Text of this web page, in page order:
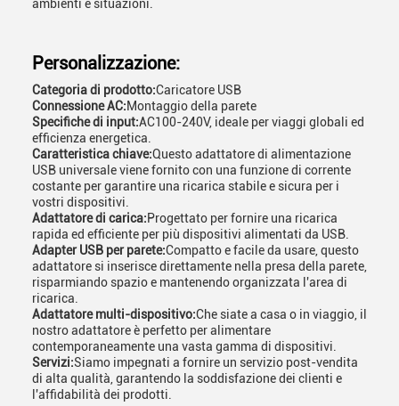
ambienti e situazioni.
Personalizzazione:
Categoria di prodotto:Caricatore USB
Connessione AC:Montaggio della parete
Specifiche di input:AC100-240V, ideale per viaggi globali ed
efficienza energetica.
Caratteristica chiave:Questo adattatore di alimentazione
USB universale viene fornito con una funzione di corrente
costante per garantire una ricarica stabile e sicura per i
vostri dispositivi.
Adattatore di carica:Progettato per fornire una ricarica
rapida ed efficiente per più dispositivi alimentati da USB.
Adapter USB per parete:Compatto e facile da usare, questo
adattatore si inserisce direttamente nella presa della parete,
risparmiando spazio e mantenendo organizzata l'area di
ricarica.
Adattatore multi-dispositivo:Che siate a casa o in viaggio, il
nostro adattatore è perfetto per alimentare
contemporaneamente una vasta gamma di dispositivi.
Servizi:Siamo impegnati a fornire un servizio post-vendita
di alta qualità, garantendo la soddisfazione dei clienti e
l'affidabilità dei prodotti.